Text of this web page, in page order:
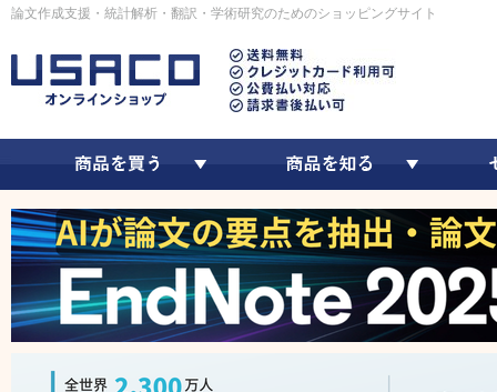
論文作成支援・統計解析・翻訳・学術研究のためのショッピングサイト